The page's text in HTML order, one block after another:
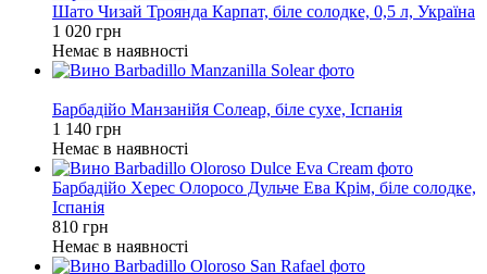
Шато Чизай Троянда Карпат, біле солодке, 0,5 л, Україна
1 020 грн
Немає в наявності
Барбадійо Манзанійя Солеар, біле сухе, Іспанія
1 140 грн
Немає в наявності
Барбадійо Херес Олоросо Дульче Ева Крім, біле солодке,
Іспанія
810 грн
Немає в наявності